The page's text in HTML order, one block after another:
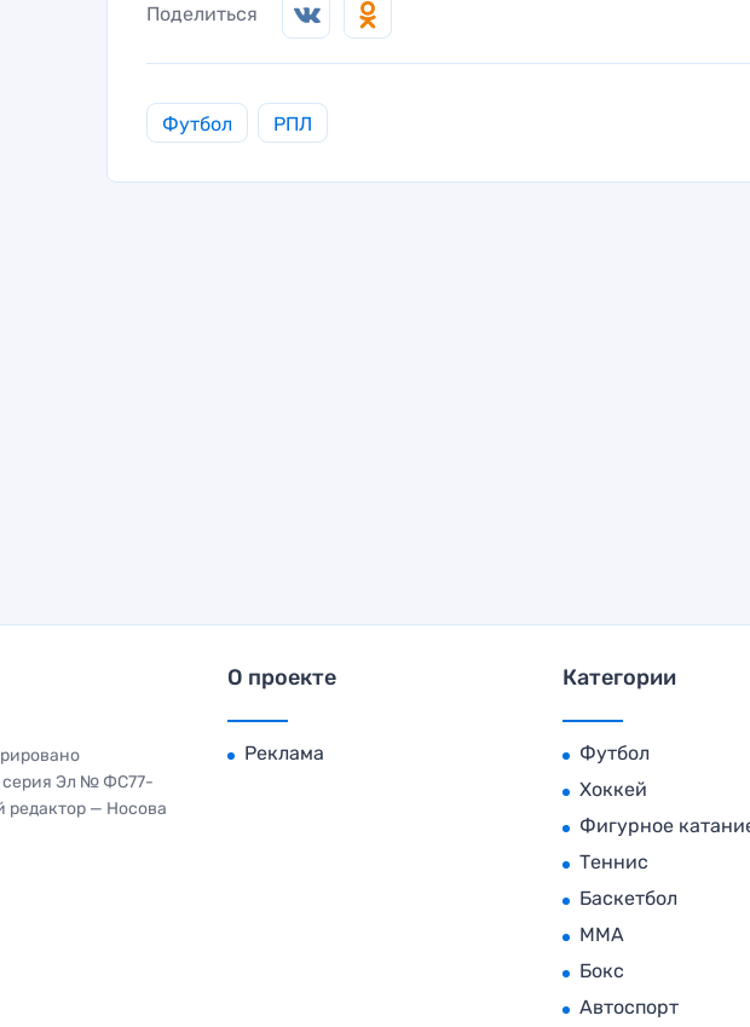
Поделиться
Футбол РПЛ
серия Эл № ФС77-
редактор — Носова
О проекте
Реклама
Категории
Футбол
Хоккей
Фигурное
Теннис
Баскетбол
MMA
Бокс
Автоспорт